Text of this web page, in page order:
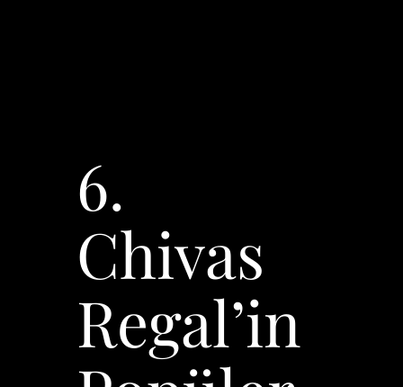
6.
Chivas
Regal’in